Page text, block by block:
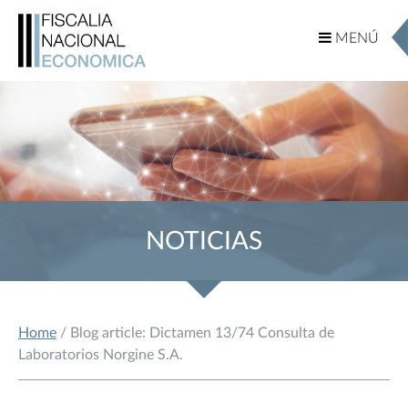
MENÚ
MENÚ
NOTICIAS
Home / Blog article: Dictamen 13/74 Consulta de
Laboratorios Norgine S.A.